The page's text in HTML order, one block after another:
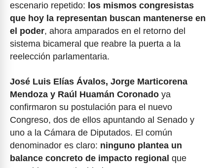
escenario repetido: los mismos congresistas
que hoy la representan buscan mantenerse en
el poder, ahora amparados en el retorno del
sistema bicameral que reabre la puerta a la
reelección parlamentaria.
José Luis Elías Ávalos, Jorge Marticorena
Mendoza y Raúl Huamán Coronado ya
confirmaron su postulación para el nuevo
Congreso, dos de ellos apuntando al Senado y
uno a la Cámara de Diputados. El común
denominador es claro: ninguno plantea un
balance concreto de impacto regional que